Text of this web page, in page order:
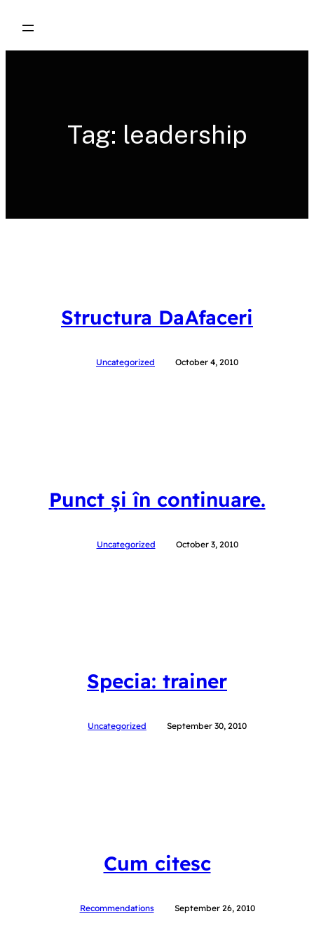
content
Tag: leadership
Structura DaAfaceri
Uncategorized October 4, 2010
Punct și în continuare.
Uncategorized October 3, 2010
Specia: trainer
Uncategorized September 30, 2010
Cum citesc
Recommendations September 26, 2010